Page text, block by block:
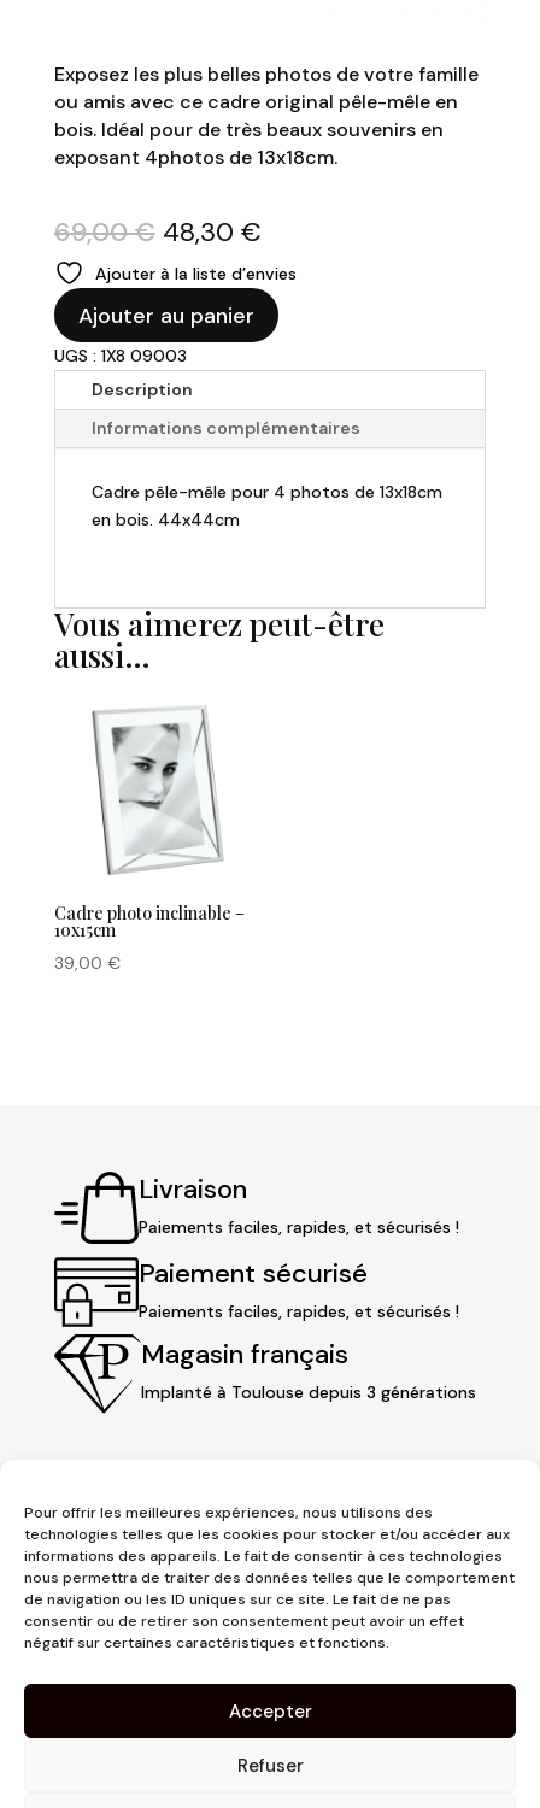
Pour offrir les meilleures expériences, nous utilisons des
technologies telles que les cookies pour stocker et/ou accéder aux
informations des appareils. Le fait de consentir à ces technologies
nous permettra de traiter des données telles que le comportement
de navigation ou les ID uniques sur ce site. Le fait de ne pas
consentir ou de retirer son consentement peut avoir un effet
négatif sur certaines caractéristiques et fonctions.
Accepter
Refuser
Exposez les plus belles photos de votre famille
ou amis avec ce cadre original pêle-mêle en
bois. Idéal pour de très beaux souvenirs en
exposant 4photos de 13x18cm.
69,00€ Le
prix
initial
était :
69,00 €.
48,30 €Le
prix
actuel
est :
48,30 €.
Ajouter à la liste d’envies
quantité
de
Cadre
pêle-
mêle
photos
Ajouter au panier
UGS : 1X8 09003
Description
Informations complémentaires
Cadre pêle-mêle pour 4 photos de 13x18cm
en bois. 44x44cm
Vous aimerez peut-être
aussi…
Cadre photo inclinable –
10x15cm
39,00 €
Livraison
Paiements faciles, rapides, et sécurisés !
Paiement sécurisé
Paiements faciles, rapides, et sécurisés !
Magasin français
Implanté à Toulouse depuis 3 générations
3 place Jeanne d'Arc
31000 Toulouse
contact@pujolmaison.com
05 62 73 70 73